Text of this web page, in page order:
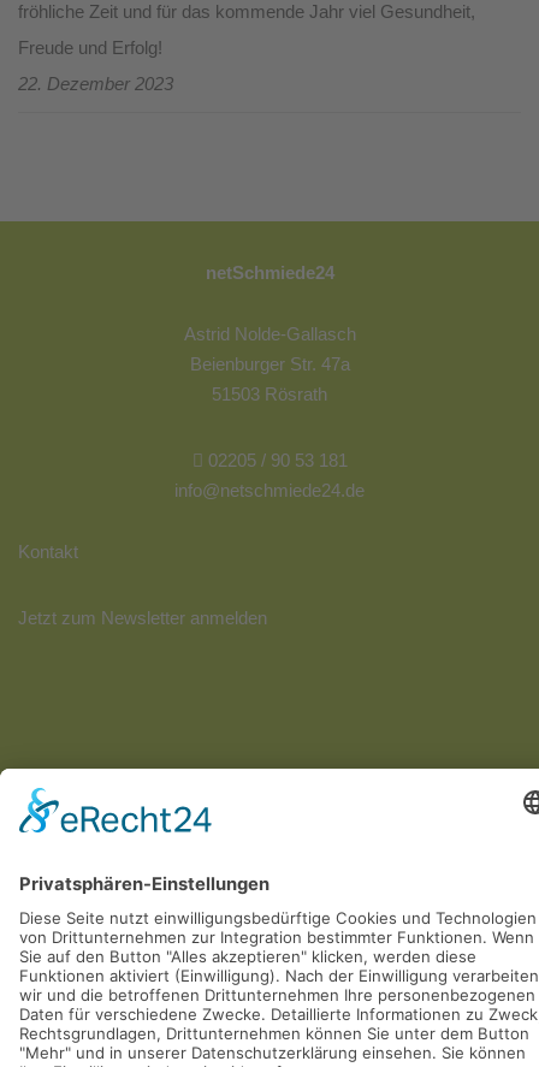
fröhliche Zeit und für das kommende Jahr viel Gesundheit,
Freude und Erfolg!
22. Dezember 2023
netSchmiede24
Astrid Nolde-Gallasch
Beienburger Str. 47a
51503 Rösrath
02205 / 90 53 181
info@netschmiede24.de
Kontakt
Jetzt zum Newsletter anmelden
2026 © netSchmiede24 - Webdesign aus Rösrath bei Köln
Impressum Datenschutzerklärung Hey AI Cookie-Einstellungen